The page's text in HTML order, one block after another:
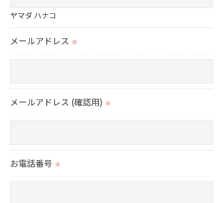
措置をとり、適切な監督を行います。
適切に安全管理対策を実施します。
社のサービスをご提供できない場合がございます
ので予めご了承ください。
ヤマダ ハナコ
メールアドレス ※
メールアドレス (確認用) ※
お電話番号 ※